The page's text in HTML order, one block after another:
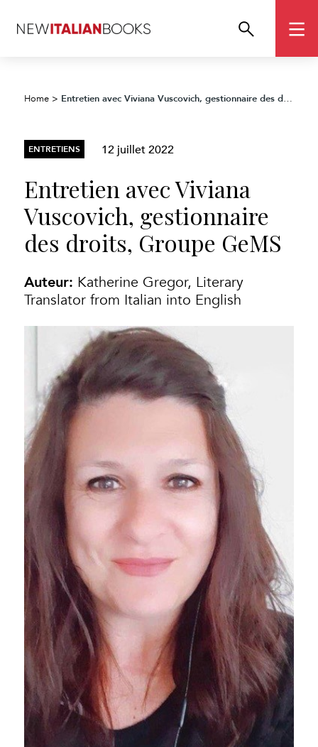
Home > Entretien avec Viviana Vuscovich, gestionnaire des droits, Groupe GeMS
ENTRETIENS 12 juillet 2022
Entretien avec Viviana
Vuscovich, gestionnaire
des droits, Groupe GeMS
Auteur: Katherine Gregor, Literary
Translator from Italian into English